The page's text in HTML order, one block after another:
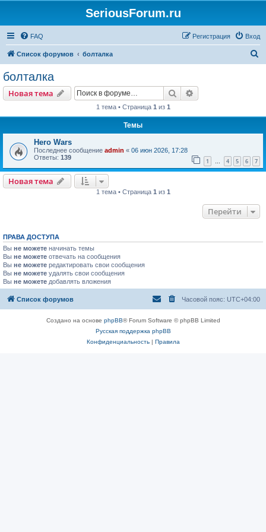
SeriousForum.ru
FAQ Вход
Регистрация
Список форумов болталка
болталка
Новая тема Поиск
1 тема • Страница 1 из 1
Темы
Hero Wars
Последнее сообщение admin « 06 июн 2026, 17:28
Ответы: 139 1 … 4 5 6 7
Новая тема
1 тема • Страница 1 из 1
Перейти
ПРАВА ДОСТУПА
Вы не можете начинать темы
Вы не можете отвечать на сообщения
Вы не можете редактировать свои сообщения
Вы не можете удалять свои сообщения
Вы не можете добавлять вложения
Список форумов Часовой пояс: UTC+04:00
Создано на основе phpBB® Forum Software © phpBB Limited
Русская поддержка phpBB
Конфиденциальность| Правила